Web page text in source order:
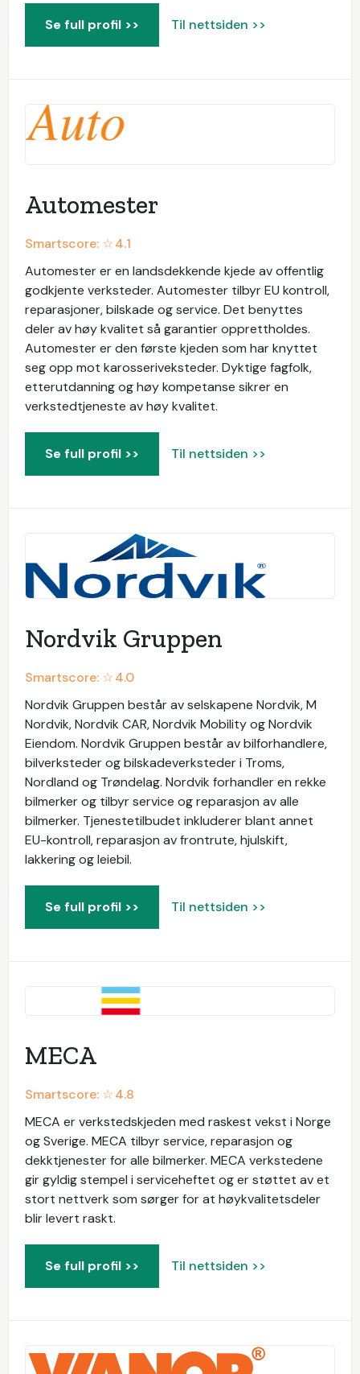
Se full profil >> Til nettsiden >>
Automester
Smartscore: ☆4.1
Automester er en landsdekkende kjede av offentlig
godkjente verksteder. Automester tilbyr EU kontroll,
reparasjoner, bilskade og service. Det benyttes
deler av høy kvalitet så garantier opprettholdes.
Automester er den første kjeden som har knyttet
seg opp mot karosseriveksteder. Dyktige fagfolk,
etterutdanning og høy kompetanse sikrer en
verkstedtjeneste av høy kvalitet.
Se full profil >> Til nettsiden >>
Nordvik Gruppen
Smartscore: ☆4.0
Nordvik Gruppen består av selskapene Nordvik, M
Nordvik, Nordvik CAR, Nordvik Mobility og Nordvik
Eiendom. Nordvik Gruppen består av bilforhandlere,
bilverksteder og bilskadeverksteder i Troms,
Nordland og Trøndelag. Nordvik forhandler en rekke
bilmerker og tilbyr service og reparasjon av alle
bilmerker. Tjenestetilbudet inkluderer blant annet
EU-kontroll, reparasjon av frontrute, hjulskift,
lakkering og leiebil.
Se full profil >> Til nettsiden >>
MECA
Smartscore: ☆4.8
MECA er verkstedskjeden med raskest vekst i Norge
og Sverige. MECA tilbyr service, reparasjon og
dekktjenester for alle bilmerker. MECA verkstedene
gir gyldig stempel i serviceheftet og er støttet av et
stort nettverk som sørger for at høykvalitetsdeler
blir levert raskt.
Se full profil >> Til nettsiden >>